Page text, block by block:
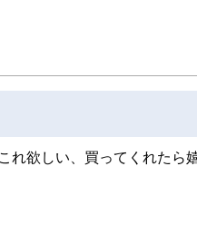
れ欲しい、買ってくれたら